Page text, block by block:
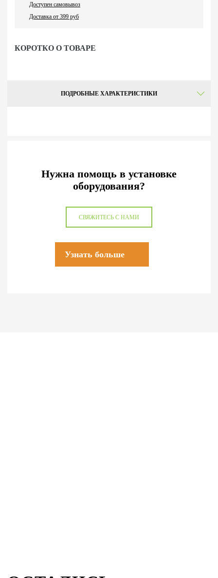
КОРОТКО О ТОВАРЕ
Доступен самовывоз
Доставка от 399 руб
ПОДРОБНЫЕ ХАРАКТЕРИСТИКИ
Нужна помощь в установке
оборудования?
СВЯЖИТЕСЬ С НАМИ
Узнать больше